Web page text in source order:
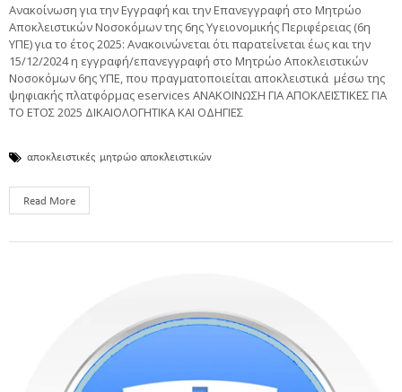
Ανακοίνωση για την Εγγραφή και την Επανεγγραφή στο Μητρώο
Αποκλειστικών Νοσοκόμων της 6ης Υγειονομικής Περιφέρειας (6η
ΥΠΕ) για το έτος 2025: Ανακοινώνεται ότι παρατείνεται έως και την
15/12/2024 η εγγραφή/επανεγγραφή στο Μητρώο Αποκλειστικών
Νοσοκόμων 6ης ΥΠΕ, που πραγματοποιείται αποκλειστικά μέσω της
ψηφιακής πλατφόρμας eservices ANAKOINΩΣΗ ΓΙΑ ΑΠΟΚΛΕΙΣΤΙΚΕΣ ΓΙΑ
ΤΟ ΕΤΟΣ 2025 ΔΙΚΑΙΟΛΟΓΗΤΙΚΑ ΚΑΙ ΟΔΗΓΙΕΣ
αποκλειστικές μητρώο αποκλειστικών
Read More